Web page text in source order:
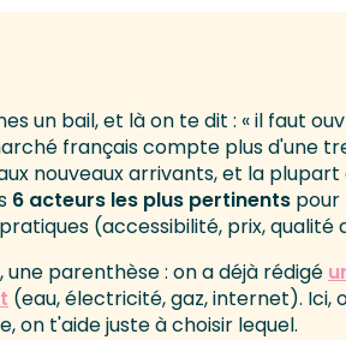
un bail, et là on te dit : « il faut
français compte plus d'une
nouveaux arrivants, et la
6 acteurs les plus pertinents pour
(accessibilité, prix, qualité
parenthèse : on a déjà rédigé
(eau, électricité, gaz, internet). Ici,
on t'aide juste à choisir lequel.